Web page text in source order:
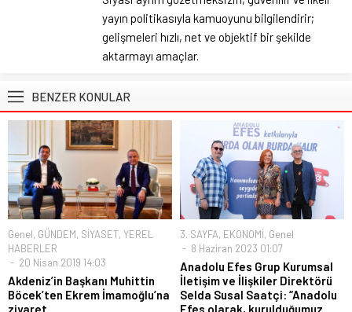
yayın politikasıyla kamuoyunu bilgilendirir;
gelişmeleri hızlı, net ve objektif bir şekilde
aktarmayı amaçlar.
BENZER KONULAR
Genel, GÜNDEM, SİYASET, YEREL
HABERLER
20 Nisan 2019 14:03
Akdeniz’in Başkanı Muhittin
Böcek’ten Ekrem İmamoğlu’na
ziyaret
3. SAYFA, EKONOMİ, Genel
8 Haziran 2023 01:07
Anadolu Efes Grup Kurumsal
İletişim ve İlişkiler Direktörü
Selda Susal Saatçi: “Anadolu
Efes olarak, kurulduğumuz